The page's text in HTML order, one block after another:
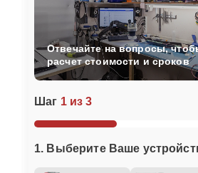
Шаг 1 из 3
1. Выберите Ваше
Отвечайте на вопросы,
расчет стоимости и сроков